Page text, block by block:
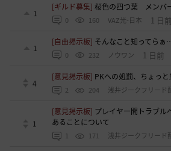
1
[ギルド募集]桜色の四つ葉 メンバ
0 160 VAZ光-日本 1 日前
1
[自由掲示板] そんなこと知ってらぁ
0 232 ノウワン 1 日前
4
[意見掲示板] PKへの処罰、ちょっ
2 204 浅井ジークフリード
1
[意見掲示板] プレイヤー間トラブル
あることについて
1 171 浅井ジークフリード